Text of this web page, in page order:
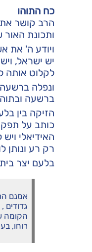
כח התוהו
הרב קושר
ותכונת
ויודע ה' את
יש ישראל,
לקלוט אותה
ונפלה
ברשעה
הזיקה בין
כותב על
האידיאלי
רק רע ונותן
בלעם יצר
אמנם
גדודים
הקומה
רוחו,